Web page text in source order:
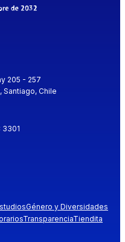
205 - 257
Santiago, Chile
3301
Género y Diversidades
TransparenciaTiendita